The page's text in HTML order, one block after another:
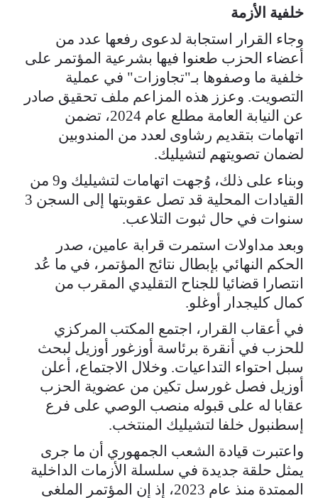
خلفية الأزمة
وجاء القرار استجابة لدعوى رفعها عدد من
أعضاء الحزب طعنوا فيها بشرعية المؤتمر على
خلفية ما وصفوها بـ"تجاوزات" في عملية
التصويت. وعزز هذه المزاعم ملف تحقيق صادر
عن النيابة العامة مطلع عام 2024، تضمن
اتهامات بتقديم رشاوى لعدد من المندوبين
لضمان تصويتهم لتشيليك.
وبناء على ذلك، وُجهت اتهامات لتشيليك و9 من
القيادات المحلية قد تصل عقوبتها إلى السجن 3
سنوات في حال ثبوت التلاعب.
وبعد مداولات استمرت قرابة عامين، صدر
الحكم النهائي بإبطال نتائج المؤتمر، في ما عُد
انتصارا قضائيا للجناح التقليدي المقرب من
كمال كليجدار أوغلو.
في أعقاب القرار، اجتمع المكتب المركزي
للحزب في أنقرة برئاسة أوزغور أوزيل لبحث
سبل احتواء التداعيات. وخلال الاجتماع، أعلن
أوزيل فصل غورسل تكين من عضوية الحزب
عقابا له على قبوله منصب الوصي على فرع
إسطنبول خلفا لتشيليك المنتخب.
واعتبرت قيادة الشعب الجمهوري أن ما جرى
يمثل حلقة جديدة في سلسلة الأزمات الداخلية
الممتدة منذ عام 2023، إذ إن المؤتمر الملغى